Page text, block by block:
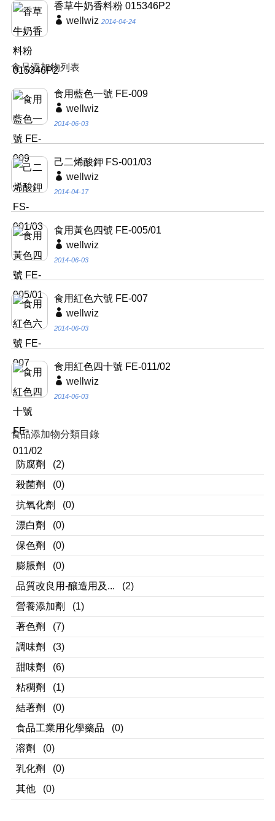
香草牛奶香料粉 015346P2
wellwiz 2014-04-24
食品添加物列表
食用藍色一號 FE-009
wellwiz
2014-06-03
己二烯酸鉀 FS-001/03
wellwiz
2014-04-17
食用黃色四號 FE-005/01
wellwiz
2014-06-03
食用紅色六號 FE-007
wellwiz
2014-06-03
食用紅色四十號 FE-011/02
wellwiz
2014-06-03
食品添加物分類目錄
防腐劑
(2)
殺菌劑
(0)
抗氧化劑
(0)
漂白劑
(0)
保色劑
(0)
膨脹劑
(0)
品質改良用-釀造用及...
(2)
營養添加劑
(1)
著色劑
(7)
調味劑
(3)
甜味劑
(6)
粘稠劑
(1)
結著劑
(0)
食品工業用化學藥品
(0)
溶劑
(0)
乳化劑
(0)
其他
(0)